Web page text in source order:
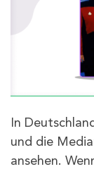
In
und die
ansehen.